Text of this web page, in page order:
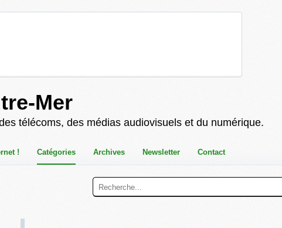
Mer
télécoms, des médias audiovisuels et du numérique.
! Catégories Archives Newsletter Contact